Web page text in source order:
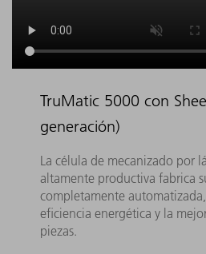
TruMatic 5000 con
generación)
La célula de mecanizado por
altamente productiva fabrica
completamente
eficiencia energética y la
piezas.